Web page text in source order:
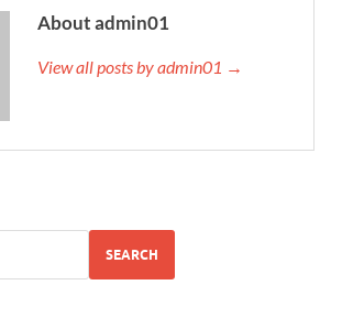
About admin01
View all posts by admin01 →
SEARCH